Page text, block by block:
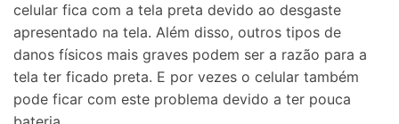
celular fica com a tela preta devido ao desgaste
apresentado na tela. Além disso, outros tipos de
danos físicos mais graves podem ser a razão para a
tela ter ficado preta. E por vezes o celular também
pode ficar com este problema devido a ter pouca